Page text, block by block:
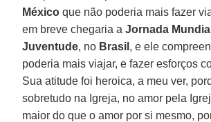
México que não poderia mais fazer
em breve chegaria aJornada
Juventude, no Brasil , e ele
poderia mais viajar, e fazer esforços
Sua atitude foi heroica, a meu ver,
sobretudo na Igreja, no amor pela
maior do que o amor por si mesmo,